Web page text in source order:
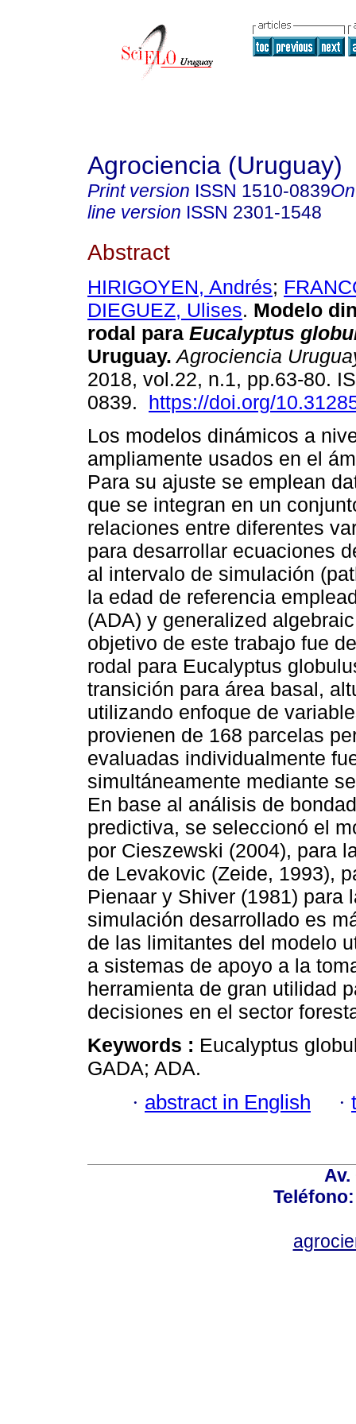
Agrociencia (Uruguay)
Print version ISSN 1510-0839
line version ISSN 2301-1548
Abstract
HIRIGOYEN, Andrés;
DIEGUEZ, Ulises. Modelo
rodal para Eucalyptus
Uruguay. Agrociencia
2018, vol.22, n.1, pp.63-80.
0839. https://doi.org/
Los modelos dinámicos a
ampliamente usados en el
Para su ajuste se emplean
que se integran en un
relaciones entre diferentes
para desarrollar ecuaciones
al intervalo de simulación
la edad de referencia
(ADA) y generalized
objetivo de este trabajo fue
rodal para Eucalyptus
transición para área basal,
utilizando enfoque de
provienen de 168 parcelas
evaluadas individualmente
simultáneamente mediante
En base al análisis de
predictiva, se seleccionó el
por Cieszewski (2004), para
de Levakovic (Zeide, 1993),
Pienaar y Shiver (1981) para
simulación desarrollado es
de las limitantes del modelo
a sistemas de apoyo a la
herramienta de gran utilidad
decisiones en el sector
Keywords : Eucalyptus
GADA; ADA.
· abstract in English ·
Av.